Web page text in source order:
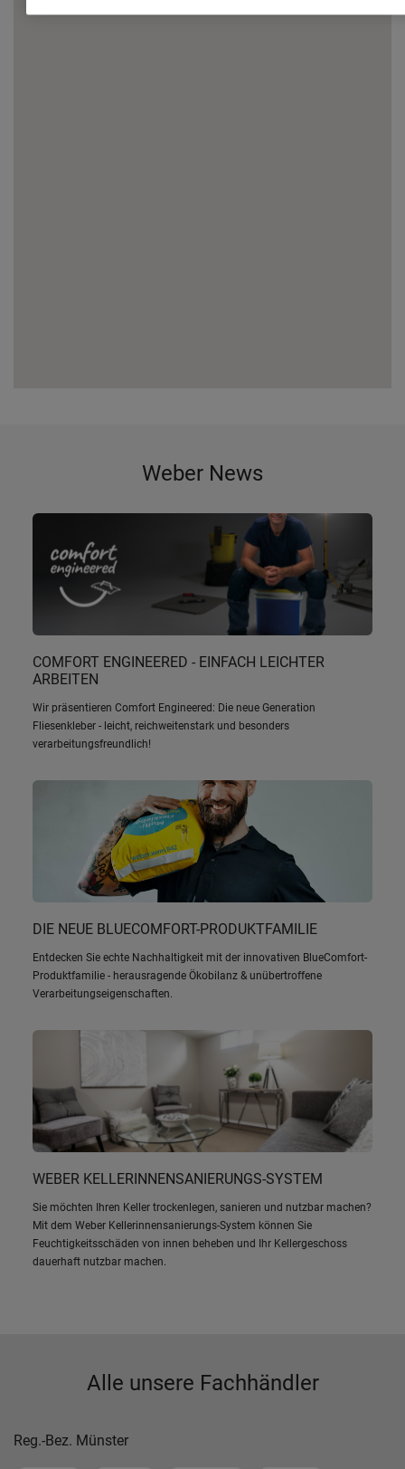
Weber News
COMFORT ENGINEERED - EINFACH LEICHTER
ARBEITEN
Wir präsentieren Comfort Engineered: Die neue Generation
Fliesenkleber - leicht, reichweitenstark und besonders
verarbeitungsfreundlich!
DIE NEUE BLUECOMFORT-PRODUKTFAMILIE
Entdecken Sie echte Nachhaltigkeit mit der innovativen BlueComfort-
Produktfamilie - herausragende Ökobilanz & unübertroffene
Verarbeitungseigenschaften.
WEBER KELLERINNENSANIERUNGS-SYSTEM
Sie möchten Ihren Keller trockenlegen, sanieren und nutzbar machen?
Mit dem Weber Kellerinnensanierungs-System können Sie
Feuchtigkeitsschäden von innen beheben und Ihr Kellergeschoss
dauerhaft nutzbar machen.
Alle unsere Fachhändler
Reg.-Bez. Münster